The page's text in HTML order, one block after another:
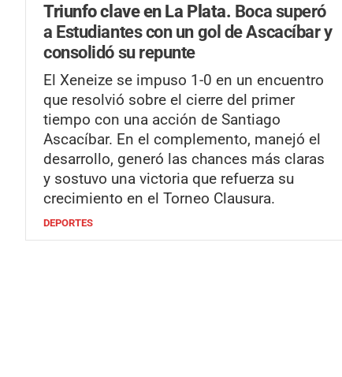
Triunfo clave en La Plata. Boca superó
a Estudiantes con un gol de Ascacíbar y
consolidó su repunte
El Xeneize se impuso 1-0 en un encuentro
que resolvió sobre el cierre del primer
tiempo con una acción de Santiago
Ascacíbar. En el complemento, manejó el
desarrollo, generó las chances más claras
y sostuvo una victoria que refuerza su
crecimiento en el Torneo Clausura.
DEPORTES